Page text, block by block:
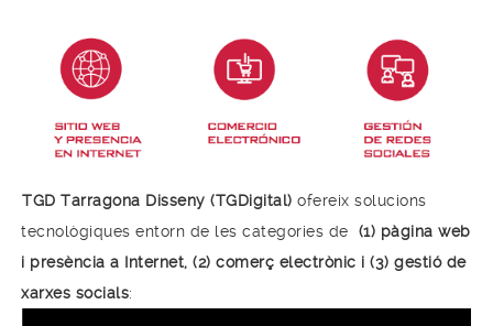
TGD Tarragona Disseny (TGDigital) ofereix solucions
tecnològiques entorn de les categories de (1) pàgina web
i presència a Internet, (2) comerç electrònic i (3) gestió de
xarxes socials: